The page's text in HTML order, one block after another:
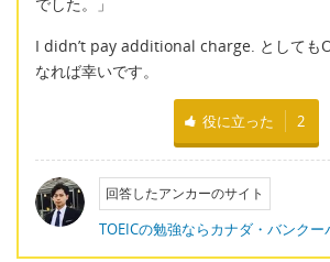
でした。」
I didn’t pay additional charge. としても
なれば幸いです。
役に立った 2
回答したアンカーのサイト
TOEICの勉強ならカナダ・バンクー